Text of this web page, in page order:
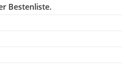
Bestenliste.